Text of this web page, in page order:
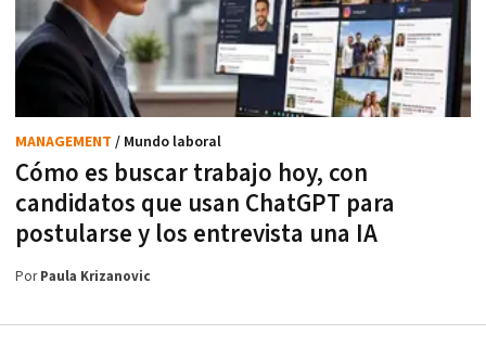
Cómo es buscar trabajo hoy, con
candidatos que usan ChatGPT para
postularse y los entrevista una IA
MANAGEMENT / Mundo laboral
PorPaula Krizanovic